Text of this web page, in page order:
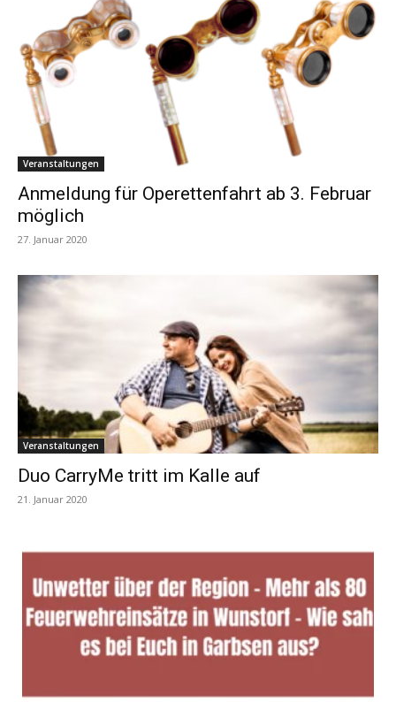
Veranstaltungen
Anmeldung für Operettenfahrt ab 3. Februar
möglich
27. Januar 2020
Veranstaltungen
Duo CarryMe tritt im Kalle auf
21. Januar 2020